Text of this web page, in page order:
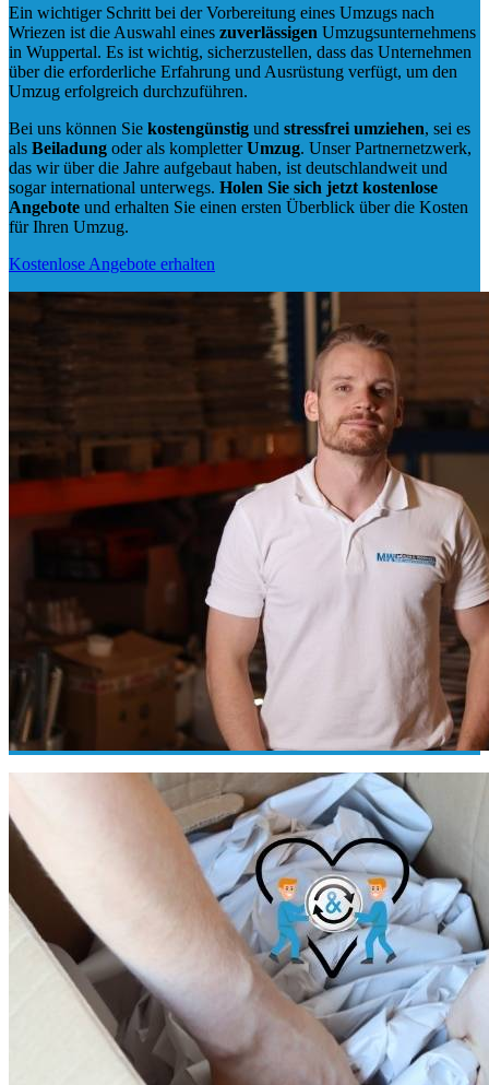
Ein wichtiger Schritt bei der Vorbereitung eines Umzugs nach
Wriezen ist die Auswahl eines zuverlässigen Umzugsunternehmens
in Wuppertal. Es ist wichtig, sicherzustellen, dass das Unternehmen
über die erforderliche Erfahrung und Ausrüstung verfügt, um den
Umzug erfolgreich durchzuführen.
Bei uns können Sie kostengünstig und stressfrei umziehen, sei es
als Beiladung oder als kompletterUmzug. Unser Partnernetzwerk,
das wir über die Jahre aufgebaut haben, ist deutschlandweit und
sogar international unterwegs. Holen Sie sich jetzt kostenlose
Angebote und erhalten Sie einen ersten Überblick über die Kosten
für Ihren Umzug.
Kostenlose Angebote erhalten